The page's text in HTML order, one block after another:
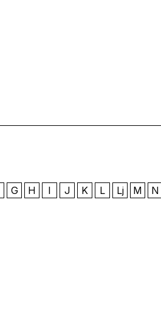
G H I J K L Lj M N